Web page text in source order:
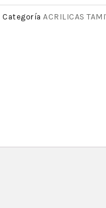
Categoría ACRILICAS